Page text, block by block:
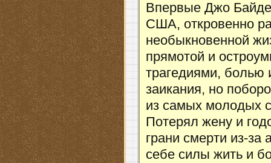
Впервые Джо
США, откровенно
необыкновенной
прямотой и
трагедиями, болью
заикания, но
из самых молодых
Потерял жену и
грани смерти из-за
себе силы жить и